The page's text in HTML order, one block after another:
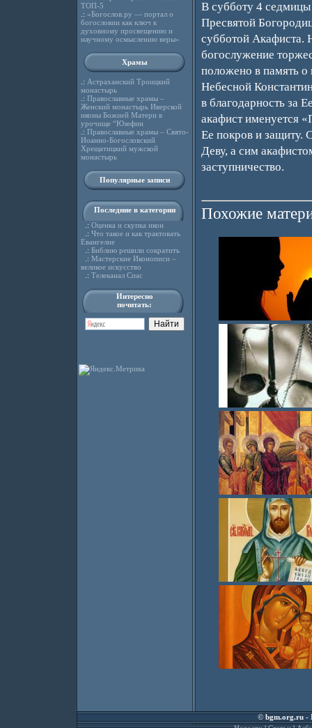
ТОП-5
.: «Богослов.ру — портал о
богословии как ключ к
духовному просвещению и
научному осмыслению веры»
Храмы
.: Астраханский Троицкий
монастырь
.: Православные храмы –
Женский монастырь Иверской
иконы Божией Матери в
урочище “Юзефин
.: Православные храмы – Свято-
Иоанно-Богословский
Хрещатицкий мужской
монастырь
Популярные записи
Последние в категории
.: Оценка и скупка икон
.: Что такое и как трактовать
Евангелие
.: Библию решили сократить
.: Мастерские Иконописи –
великое искусство
.: Телеканал Спас
Интересно
почитать:
В субботу 4 седмицы
Пресвятой
субботой Акафиста.
богослужение
положено в память
Небесной
в благодарность за
акафист именуется
Ее покров и защиту.
Деву, а сим
заступничество.
Похожие
©bgm.org.ru-